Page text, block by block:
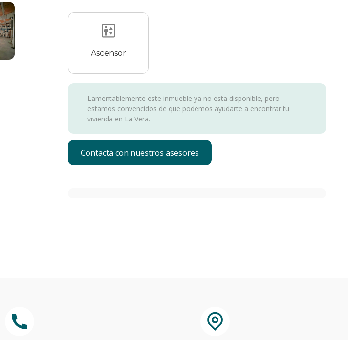
Ascensor
Lamentablemente este inmueble ya no esta disponible, pero
estamos convencidos de que podemos ayudarte a encontrar tu
vivienda en La Vera.
Contacta con nuestros asesores